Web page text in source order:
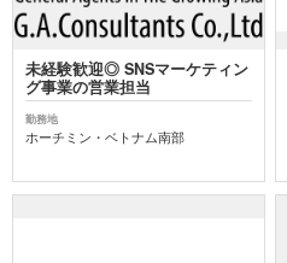
未経験歓迎◎ SNSマーケティン
グ事業の営業担当
勤務地
ホーチミン・ベトナム南部